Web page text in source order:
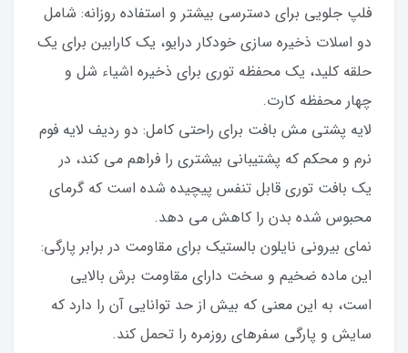
فلپ جلویی برای دسترسی بیشتر و استفاده روزانه: شامل
دو اسلات ذخیره سازی خودکار درایو، یک کارابین برای یک
حلقه کلید، یک محفظه توری برای ذخیره اشیاء شل و
چهار محفظه کارت.
لایه پشتی مش بافت برای راحتی کامل: دو ردیف لایه فوم
نرم و محکم که پشتیبانی بیشتری را فراهم می کند، در
یک بافت توری قابل تنفس پیچیده شده است که گرمای
محبوس شده بدن را کاهش می دهد.
نمای بیرونی نایلون بالستیک برای مقاومت در برابر پارگی:
این ماده ضخیم و سخت دارای مقاومت برش بالایی
است، به این معنی که بیش از حد توانایی آن را دارد که
سایش و پارگی سفرهای روزمره را تحمل کند.